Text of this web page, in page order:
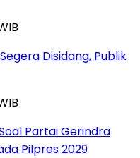
Disidang, Publik
Partai Gerindra
Pilpres 2029